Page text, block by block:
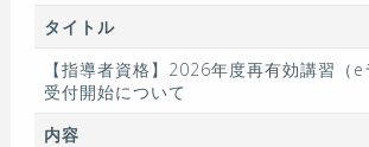
タイトル
【指導者資格】2026年度再有効講習（e
受付開始について
内容